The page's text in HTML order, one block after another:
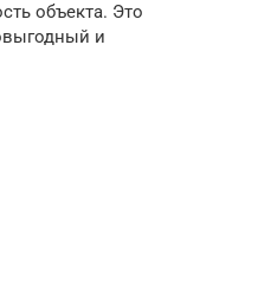
объекта. Это
и